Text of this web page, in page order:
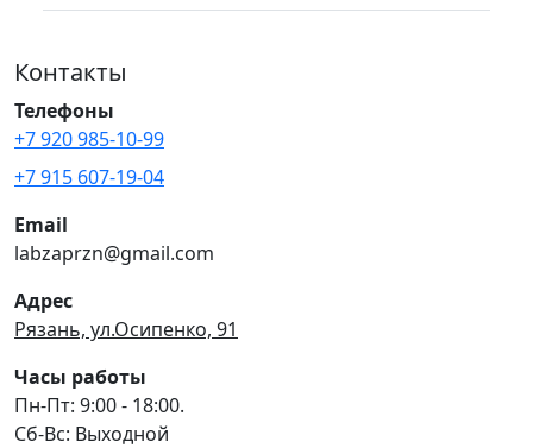
Контакты
Телефоны
+7 920 985-10-99
+7 915 607-19-04
Email
labzaprzn@gmail.com
Адрес
Рязань, ул.Осипенко, 91
Часы работы
Пн-Пт: 9:00 - 18:00.
Сб-Вс: Выходной